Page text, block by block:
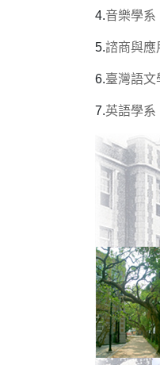
4.音樂學系
5.諮商與應
6.臺灣語文
7.英語學系